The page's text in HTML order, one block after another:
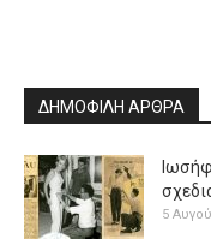
ΔΗΜΟΦΙΛΗ ΑΡΘΡΑ
5